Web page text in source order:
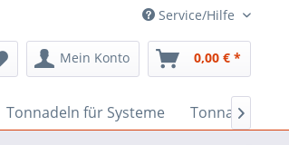
Service/Hilfe
Mein Konto 0,00 € *
Tonnadeln für Systeme Tonnadeln
